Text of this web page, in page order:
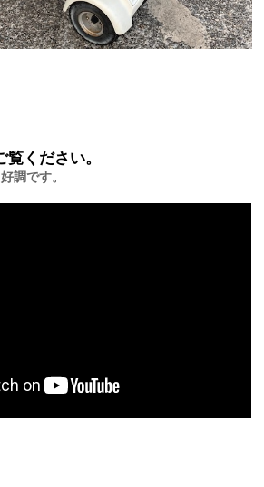
ください。
調です。